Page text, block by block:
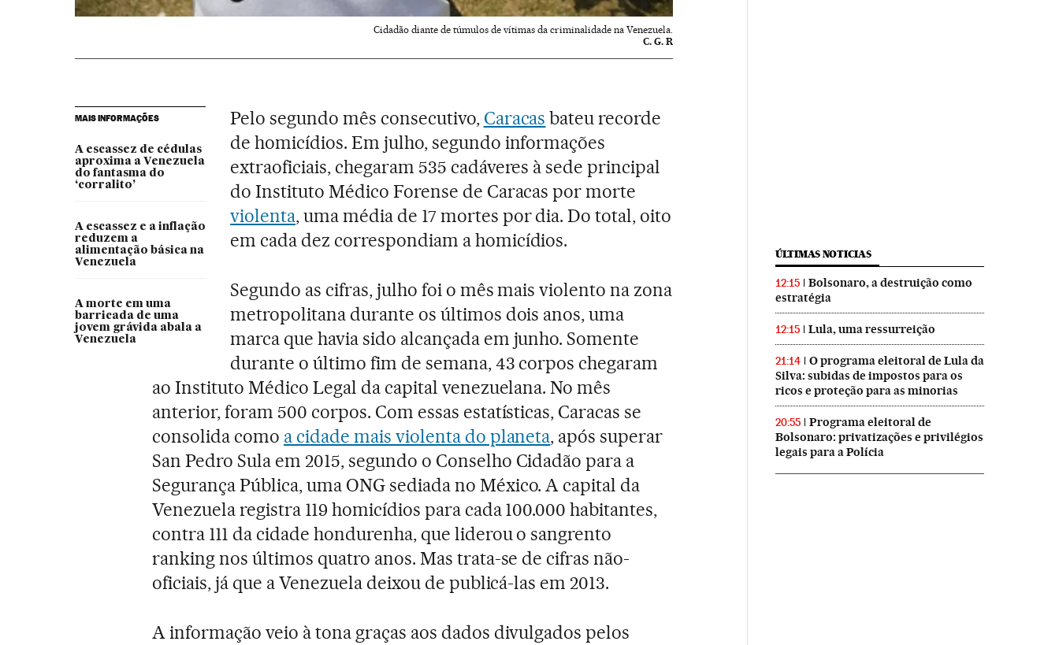
Cidadão diante de túmulos de vítimas da criminalidade na Venezuela.
C. G. R
MAIS INFORMAÇÕES
A escassez de cédulas
aproxima a Venezuela
do fantasma do
‘corralito’
A escassez e a inflação
reduzem a
alimentação básica na
Venezuela
A morte em uma
barricada de uma
jovem grávida abala a
Venezuela
Pelo segundo mês consecutivo, Caracas bateu recorde
de homicídios. Em julho, segundo informações
extraoficiais, chegaram 535 cadáveres à sede principal
do Instituto Médico Forense de Caracas por morte
violenta, uma média de 17 mortes por dia. Do total, oito
em cada dez correspondiam a homicídios.
Segundo as cifras, julho foi o mês mais violento na zona
metropolitana durante os últimos dois anos, uma
marca que havia sido alcançada em junho. Somente
durante o último fim de semana, 43 corpos chegaram
ao Instituto Médico Legal da capital venezuelana. No mês
anterior, foram 500 corpos. Com essas estatísticas, Caracas se
consolida como a cidade mais violenta do planeta, após superar
San Pedro Sula em 2015, segundo o Conselho Cidadão para a
Segurança Pública, uma ONG sediada no México. A capital da
Venezuela registra 119 homicídios para cada 100.000 habitantes,
contra 111 da cidade hondurenha, que liderou o sangrento
ranking nos últimos quatro anos. Mas trata-se de cifras não-
oficiais, já que a Venezuela deixou de publicá-las em 2013.
A informação veio à tona graças aos dados divulgados pelos
ÚLTIMAS NOTICIAS
12:15
Bolsonaro, a destruição como
estratégia
12:15 Lula, uma ressurreição
21:14
O programa eleitoral de Lula da
Silva: subidas de impostos para os
ricos e proteção para as minorias
20:55
Programa eleitoral de
Bolsonaro: privatizações e privilégios
legais para a Polícia